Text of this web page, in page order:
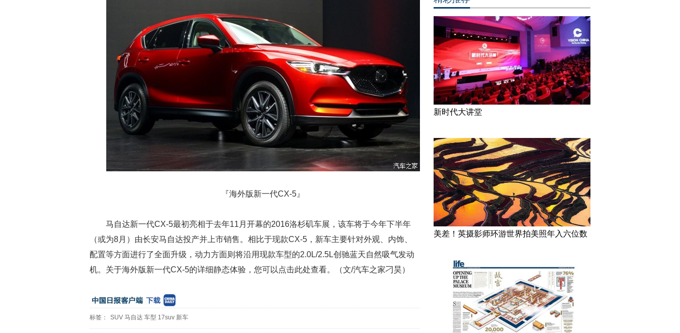
『海外版新一代CX-5』
马自达新一代CX-5最初亮相于去年11月开幕的2016洛杉矶车展，该车将于今年下半年
（或为8月）由长安马自达投产并上市销售。相比于现款CX-5，新车主要针对外观、内饰、
配置等方面进行了全面升级，动力方面则将沿用现款车型的2.0L/2.5L创驰蓝天自然吸气发动
机。关于海外版新一代CX-5的详细静态体验，您可以点击此处查看。（文/汽车之家刁昊）
标签： SUV 马自达 车型 17suv 新车
新时代大讲堂
美差！英摄影师环游世界拍美照年入六位数